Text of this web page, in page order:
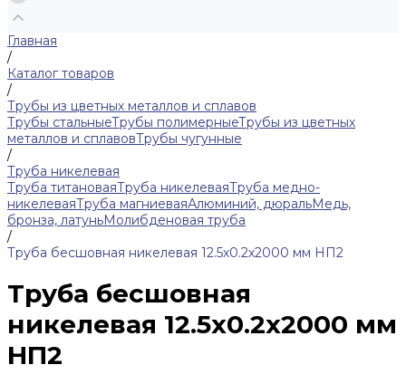
Главная
/
Каталог товаров
/
Трубы из цветных металлов и сплавов
Трубы стальныеТрубы полимерныеТрубы из цветных
металлов и сплавовТрубы чугунные
/
Труба никелевая
Труба титановаяТруба никелеваяТруба медно-
никелеваяТруба магниеваяАлюминий, дюральМедь,
бронза, латуньМолибденовая труба
/
Труба бесшовная никелевая 12.5х0.2х2000 мм НП2
Труба бесшовная
никелевая 12.5х0.2х2000 мм
НП2